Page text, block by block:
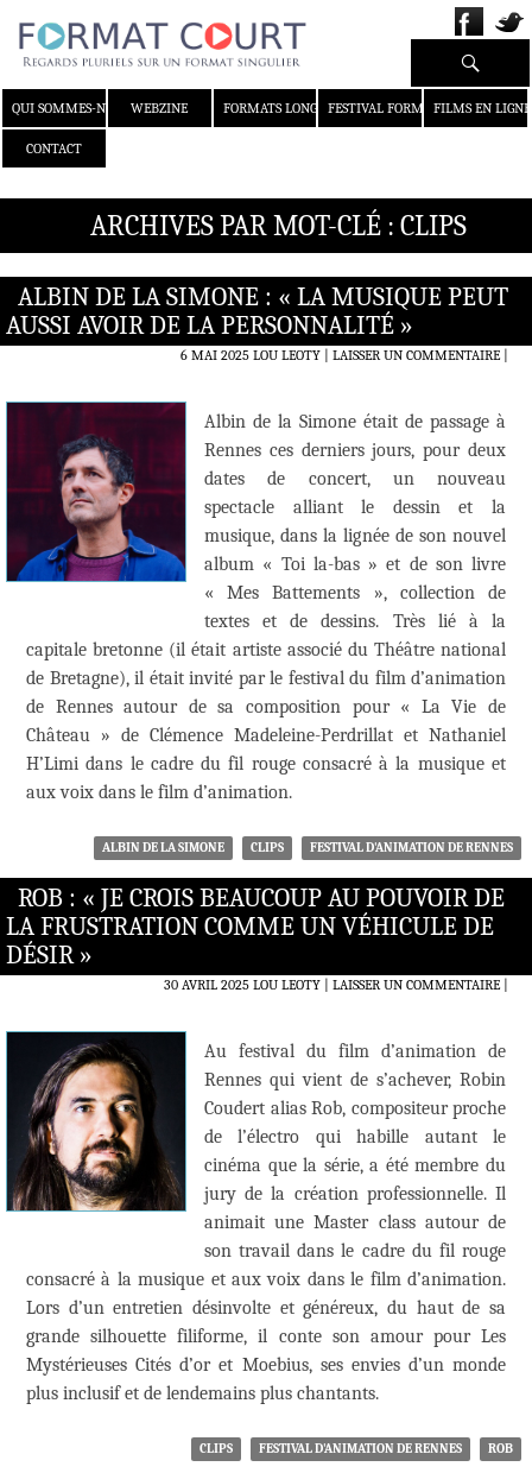
QUI SOMMES-NOUS ?WEBZINE FORMATS LONGS FESTIVAL FORMAT COURT
FILMS EN LIGNE
CONTACT
Recherche
ARCHIVES PAR MOT-CLÉ : CLIPS
ALBIN DE LA SIMONE : « LA MUSIQUE PEUT
AUSSI AVOIR DE LA PERSONNALITÉ »
6 MAI 2025 LOU LEOTY LAISSER UN COMMENTAIRE|
Albin de la Simone était de passage à
Rennes ces derniers jours, pour deux
dates de concert, un nouveau
spectacle alliant le dessin et la
musique, dans la lignée de son nouvel
album « Toi la-bas » et de son livre
« Mes Battements », collection de
textes et de dessins. Très lié à la
capitale bretonne (il était artiste associé du Théâtre national
de Bretagne), il était invité par le festival du film d’animation
de Rennes autour de sa composition pour « La Vie de
Château » de Clémence Madeleine-Perdrillat et Nathaniel
H’Limi dans le cadre du fil rouge consacré à la musique et
aux voix dans le film d’animation.
ALBIN DE LA SIMONE CLIPS FESTIVAL D'ANIMATION DE RENNES
ROB : « JE CROIS BEAUCOUP AU POUVOIR DE
LA FRUSTRATION COMME UN VÉHICULE DE
DÉSIR »
30 AVRIL 2025 LOU LEOTY LAISSER UN COMMENTAIRE|
Au festival du film d’animation de
Rennes qui vient de s’achever, Robin
Coudert alias Rob, compositeur proche
de l’électro qui habille autant le
cinéma que la série, a été membre du
jury de la création professionnelle. Il
animait une Master class autour de
son travail dans le cadre du fil rouge
consacré à la musique et aux voix dans le film d’animation.
Lors d’un entretien désinvolte et généreux, du haut de sa
grande silhouette filiforme, il conte son amour pour Les
Mystérieuses Cités d’or et Moebius, ses envies d’un monde
plus inclusif et de lendemains plus chantants.
CLIPS FESTIVAL D'ANIMATION DE RENNES ROB